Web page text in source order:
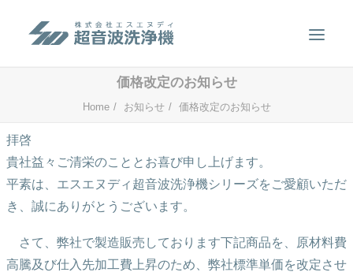
超音波洗浄のしくみ
特徴
用途
洗浄液について
価格改定のお知らせ
Home お知らせ 価格改定のお知らせ
拝啓
貴社益々ご清栄のこととお喜び申し上げます。
平素は、エスエヌディ超音波洗浄機シリーズをご愛顧いただ
き、誠にありがとうございます。
さて、弊社で製造販売しております下記商品を、原材料費
高騰及び仕入先加工費上昇のため、弊社標準単価を改定させ